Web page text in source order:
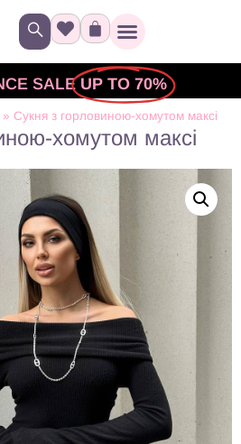
SALE UP TO 70%
» Сукня з горловиною-хомутом максі
хомутом максі